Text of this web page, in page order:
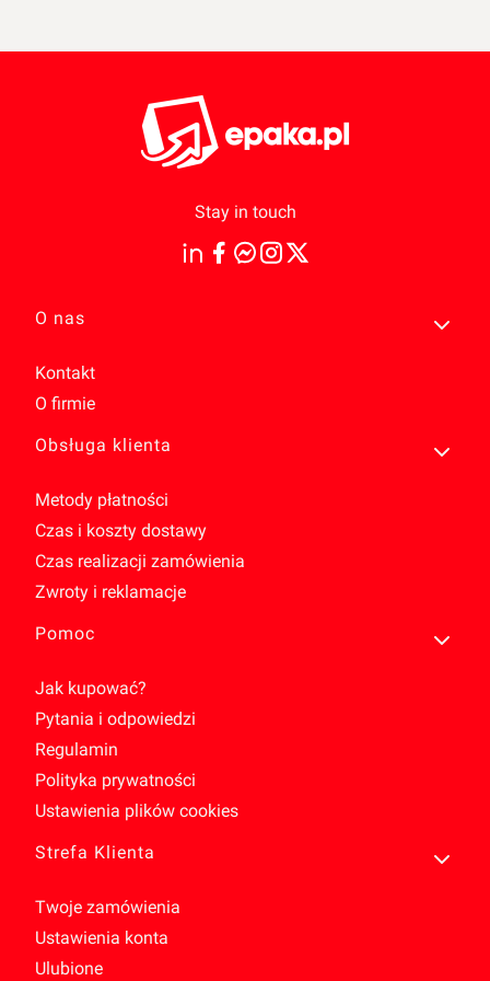
Stay in touch
Linki w stopce
O nas
Kontakt
O firmie
Obsługa klienta
Metody płatności
Czas i koszty dostawy
Czas realizacji zamówienia
Zwroty i reklamacje
Pomoc
Jak kupować?
Pytania i odpowiedzi
Regulamin
Polityka prywatności
Ustawienia plików cookies
Strefa Klienta
Twoje zamówienia
Ustawienia konta
Ulubione